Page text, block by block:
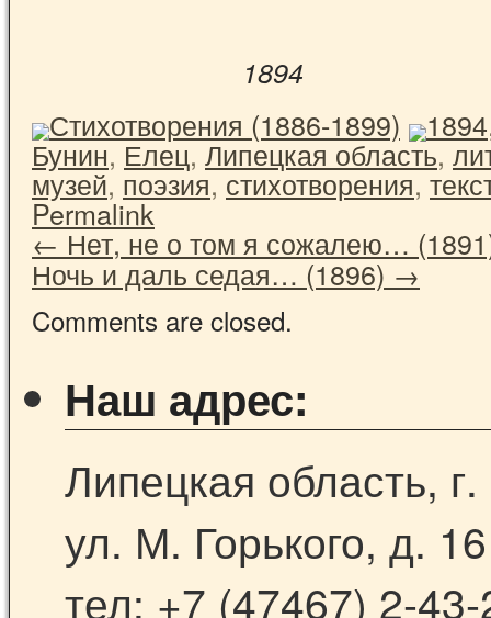
1894
Стихотворения (1886-1899) 1894
Бунин,Елец,Липецкая область,
музей, поэзия,стихотворения,
Permalink
←Нет, не о том я сожалею…
Ночь и даль седая… (1896)→
Comments are closed.
Наш адрес:
Липецкая область,
ул. М. Горького, д. 16
тел: +7 (47467) 2-